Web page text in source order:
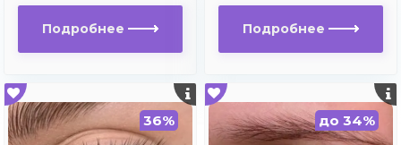
Подробнее Подробнее
36% до 34%